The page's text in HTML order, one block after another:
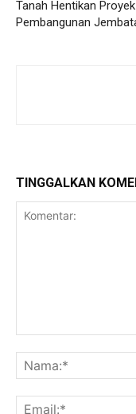
Tanah Hentikan Proyek
Pembangunan
TINGGALKAN